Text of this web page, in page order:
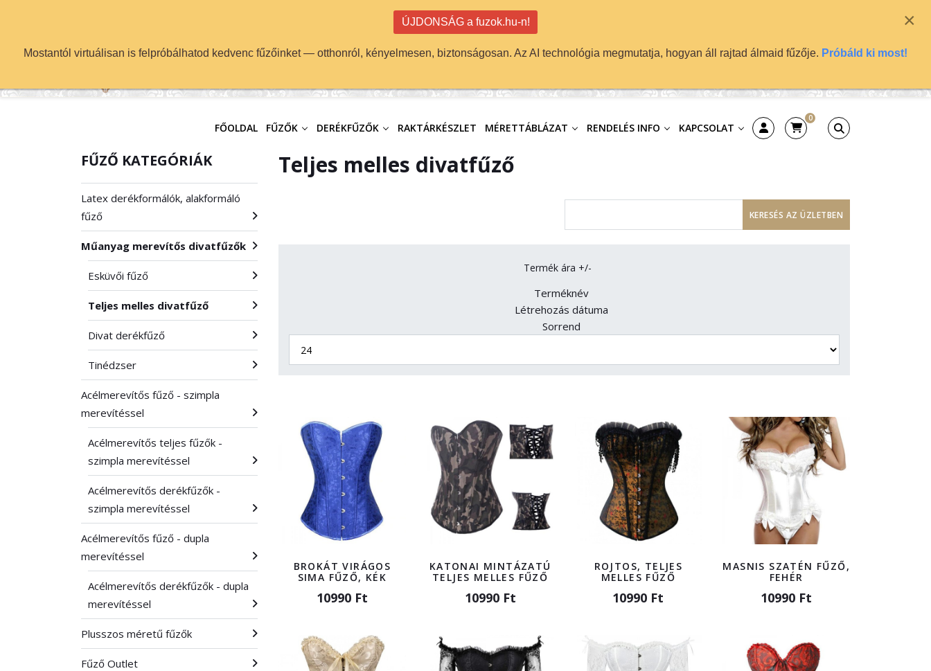
FŐOLDAL FŰZŐK DERÉKFŰZŐK RAKTÁRKÉSZLET MÉRETTÁBLÁZAT RENDELÉS INFO KAPCSOLAT
0
FŰZŐ KATEGÓRIÁK
Latex derékformálók, alakformáló
fűző
Műanyag merevítős divatfűzők
Esküvői fűző
Teljes melles divatfűző
Divat derékfűző
Tinédzser
Acélmerevítős fűző - szimpla
merevítéssel
Acélmerevítős teljes fűzők -
szimpla merevítéssel
Acélmerevítős derékfűzők -
szimpla merevítéssel
Acélmerevítős fűző - dupla
merevítéssel
Acélmerevítős derékfűzők - dupla
merevítéssel
Plusszos méretű fűzők
Fűző Outlet
Teljes melles divatfűző
Termék ára +/-
Terméknév
Létrehozás dátuma
Sorrend
BROKÁT VIRÁGOS
SIMA FŰZŐ, KÉK
10990 Ft
KATONAI MINTÁZATÚ
TELJES MELLES FŰZŐ
10990 Ft
ROJTOS, TELJES
MELLES FŰZŐ
10990 Ft
MASNIS SZATÉN FŰZŐ,
FEHÉR
10990 Ft
×
ÚJDONSÁG a fuzok.hu-n!
Mostantól virtuálisan is felpróbálhatod kedvenc fűzőinket — otthonról, kényelmesen, biztonságosan. Az AI technológia megmutatja, hogyan áll rajtad álmaid fűzője. Próbáld ki most!